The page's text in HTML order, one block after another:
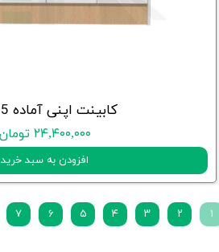
کابینت اپنی آماده TK-05
۲۴,۴۰۰,۰۰۰ تومان
افزودن به سبد خرید
۱ ۲ ۳ ۴ ۵ ۶ ۷